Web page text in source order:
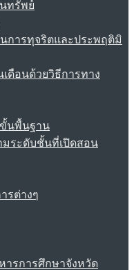
ทรัพย์
นการทุจริตและประพฤติมิ
เดือนด้วยวิธีการทาง
นพื้นฐาน
มระดับชั้นที่เปิดสอน
รต่างๆ
ารการศึกษาจังหวัด